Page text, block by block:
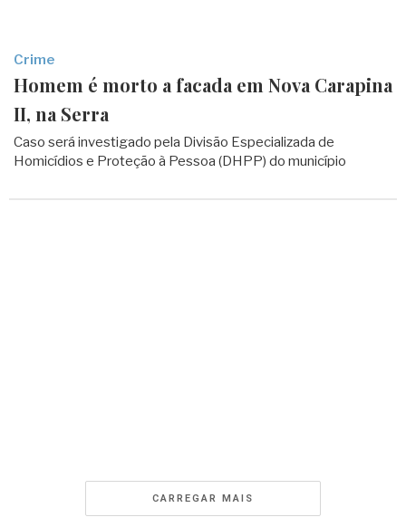
Crime
Homem é morto a facada em Nova Carapina
II, na Serra
Caso será investigado pela Divisão Especializada de
Homicídios e Proteção à Pessoa (DHPP) do município
CARREGAR MAIS